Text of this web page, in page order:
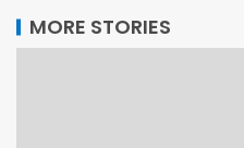
MORE STORIES